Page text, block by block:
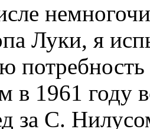
Луки, я
потребность
в 1961 году
за С.